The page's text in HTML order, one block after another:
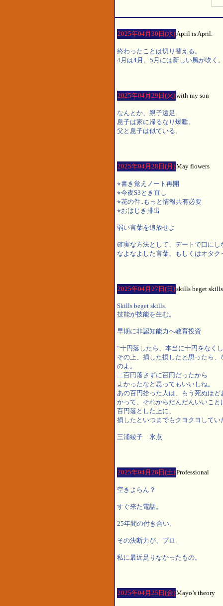
2025年04月30日(水)April is April.
終わったことは切り替える。
4月は4月。5月には新しい風が吹く
2025年04月29日(火)with my son
なんとか、親子遠足。
息子は家に帰るなり爆睡。
父と息子は似ている。
2025年04月28日(月)May flowers
⭐︎書き覚えノート再開
⭐︎今夜S3とき直し
⭐︎花の件..もっと情報共有必要
⭐︎おはじき排出
弱い言葉を追放せよ
確実な方法として、デートで口に
なよなよした言葉、もしくはオタ
2025年04月27日(日)skills beget skills
Skills beget skills.
技能が技能を生む。
早期に非認知能力へ教育投資
“十円落したら、本当に十円をなく
その上、損した損したと思ったら
のよ。
二百円落さずに百円だったから
よかったなと思ってもいいしね。
あの百円拾った人は、もう死ぬほ
かって、それからだんだんいいこ
百円落とした上に、
損したといつまでもクヨクヨしてい
三浦綾子 氷点
2025年04月26日(土)Professional
空きよらん？
すぐ来た電話。
25年間の付き合い。
その決断力が、プロ。
私に最近足りなかったもの。
2025年04月25日(金)Mayo’s theory